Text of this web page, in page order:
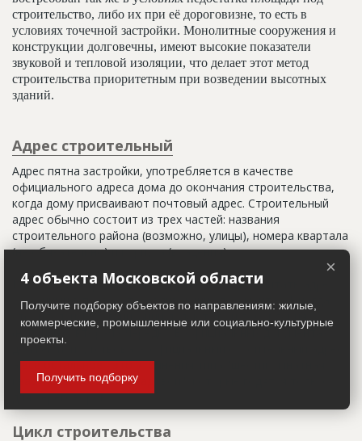
строительство, либо их при её дороговизне, то есть в
условиях точечной застройки. Монолитные сооружения и
конструкции долговечны, имеют высокие показатели
звуковой и тепловой изоляции, что делает этот метод
строительства приоритетным при возведении высотных
зданий.
Адрес строительный
Адрес пятна застройки, употребляется в качестве
официального адреса дома до окончания строительства,
когда дому присваивают почтовый адрес. Строительный
адрес обычно состоит из трех частей: названия
строительного района (возможно, улицы), номера квартала
(не обязательно) и корпуса (владения).
Настоящим строительным адресом можно считать адрес,
указанный в правоустанавливающих документах. Иногда
строительные организации делают свои добавления
(например, вторая очередь). В официальных документах
должен присутствовать официальный строительный адрес,
а все остальное - это уточнения типа "шестикомнатная
квартира с большой кладовой", которые годятся только
для переговоров.
Цикл строительства
×
4 объекта Московской области
Получите подборку объектов по направлениям: жилые,
коммерческие, промышленные или социально-культурные
проекты.
Получить подборку